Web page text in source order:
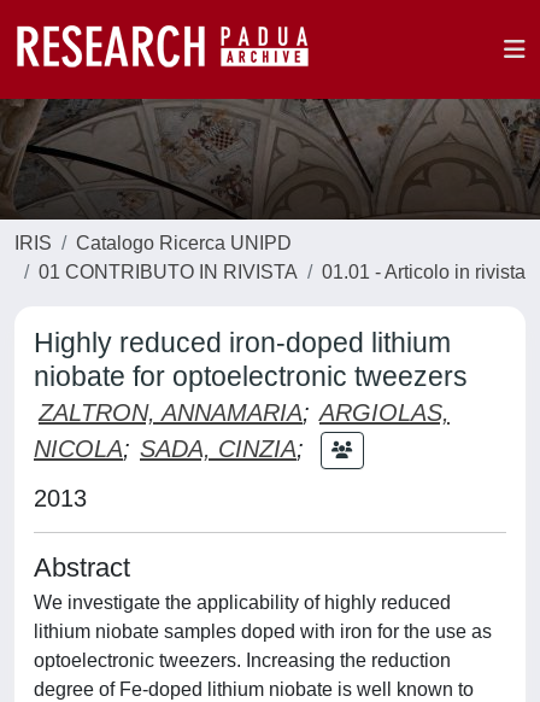
IRIS
Catalogo Ricerca UNIPD
01 CONTRIBUTO IN RIVISTA
01.01 - Articolo in rivista
Highly reduced iron-doped lithium
niobate for optoelectronic tweezers
ZALTRON, ANNAMARIA; ARGIOLAS,
NICOLA; SADA, CINZIA;
2013
Abstract
We investigate the applicability of highly reduced
lithium niobate samples doped with iron for the use as
optoelectronic tweezers. Increasing the reduction
degree of Fe-doped lithium niobate is well known to